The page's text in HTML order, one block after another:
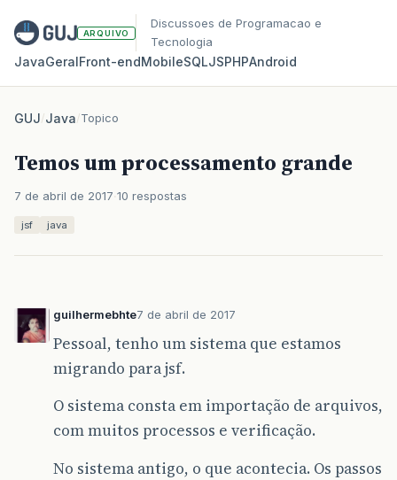
ARQUIVO
Discussoes de Programacao e
Tecnologia
JavaGeralFront‑endMobileSQLJSPHPAndroid
GUJ/Java/Topico
Temos um processamento grande
7 de abril de 2017 10 respostas
jsf java
guilhermebhte7 de abril de 2017
Pessoal, tenho um sistema que estamos
migrando para jsf.
O sistema consta em importação de arquivos,
com muitos processos e verificação.
No sistema antigo, o que acontecia. Os passos